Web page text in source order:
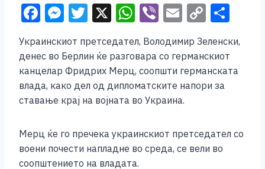
F
c
e
b
o
o
k
M
ss
e
n
g
er
T
tt
er
X W
h
at
s
A
p
p
Vi
er
E
m
ai
l
C
p
y
Li
k
ar
e
Украинскиот претседател, Володимир Зеленски,
денес во Берлин ќе разговара со германскиот
канцелар Фридрих Мерц, соопшти германската
влада, како дел од дипломатските напори за
ставање крај на војната во Украина.
Мерц ќе го пречека украинскиот претседател со
воени почести напладне во среда, се вели во
соопштението на владата.